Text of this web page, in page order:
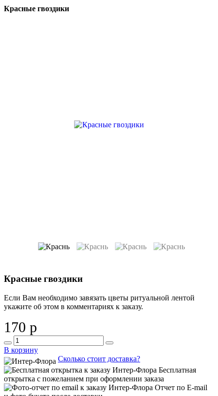
Красные гвоздики
Красные гвоздики
Если Вам необходимо завязать цветы ритуальной лентой
укажите об этом в комментариях к заказу.
170 р
В корзину
Сколько стоит доставка?
Бесплатная
открытка с пожеланием при оформлении заказа
Отчет по E-mail